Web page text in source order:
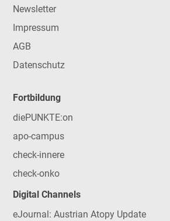
Newsletter
Impressum
AGB
Datenschutz
Fortbildung
diePUNKTE:on
apo-campus
check-innere
check-onko
Digital Channels
eJournal: Austrian Atopy Update